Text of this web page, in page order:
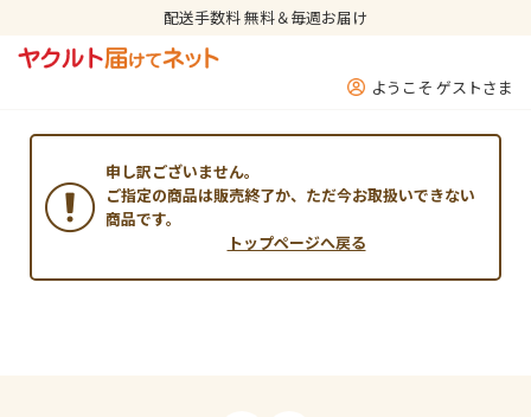
配送手数料 無料＆毎週お届け
ようこそ ゲストさま
申し訳ございません。
ご指定の商品は販売終了か、ただ今お取扱いできない
商品です。
トップページへ戻る